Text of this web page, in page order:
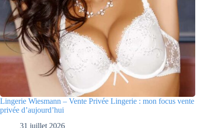
Lingerie Wiesmann – Vente Privée Lingerie : mon focus vente
privée d’aujourd’hui
31 juillet 2026